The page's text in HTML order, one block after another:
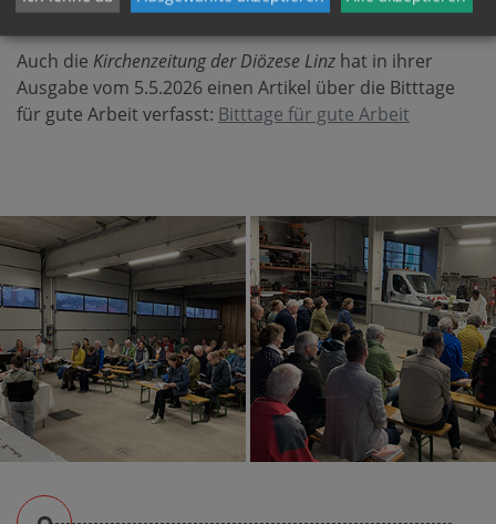
Auch die Kirchenzeitung der Diözese Linz hat in ihrer
Ausgabe vom 5.5.2026 einen Artikel über die Bitttage
für gute Arbeit verfasst: Bitttage für gute Arbeit